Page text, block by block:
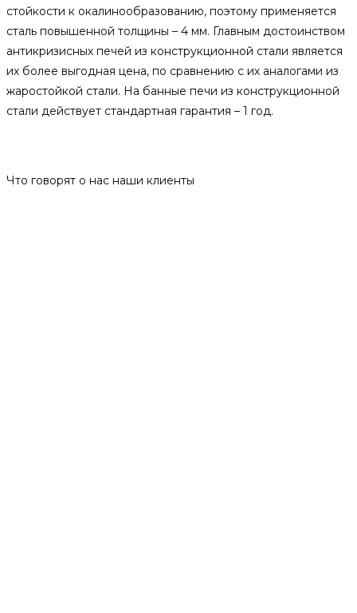
стойкости к окалинообразованию, поэтому применяется
сталь повышенной толщины – 4 мм. Главным достоинством
антикризисных печей из конструкционной стали является
их более выгодная цена, по сравнению с их аналогами из
жаростойкой стали. На банные печи из конструкционной
стали действует стандартная гарантия – 1 год.
Что говорят о нас наши клиенты